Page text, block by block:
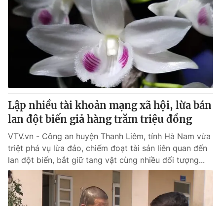
Lập nhiều tài khoản mạng xã hội, lừa bán
lan đột biến giả hàng trăm triệu đồng
VTV.vn - Công an huyện Thanh Liêm, tỉnh Hà Nam vừa
triệt phá vụ lừa đảo, chiếm đoạt tài sản liên quan đến
lan đột biến, bắt giữ tang vật cùng nhiều đối tượng...